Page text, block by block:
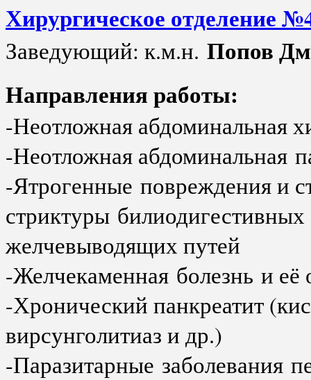
Хирургическое отделение
Заведующий: к.м.н. Попов
Направления работы:
-Неотложная абдоминальная
-Неотложная абдоминальная
-Ятрогенные повреждения и
стриктуры
желчевыводящих путей
-Желчекаменная болезнь и
-Хронический панкреатит
вирсунголитиаз и др.)
-Паразитарные заболевания